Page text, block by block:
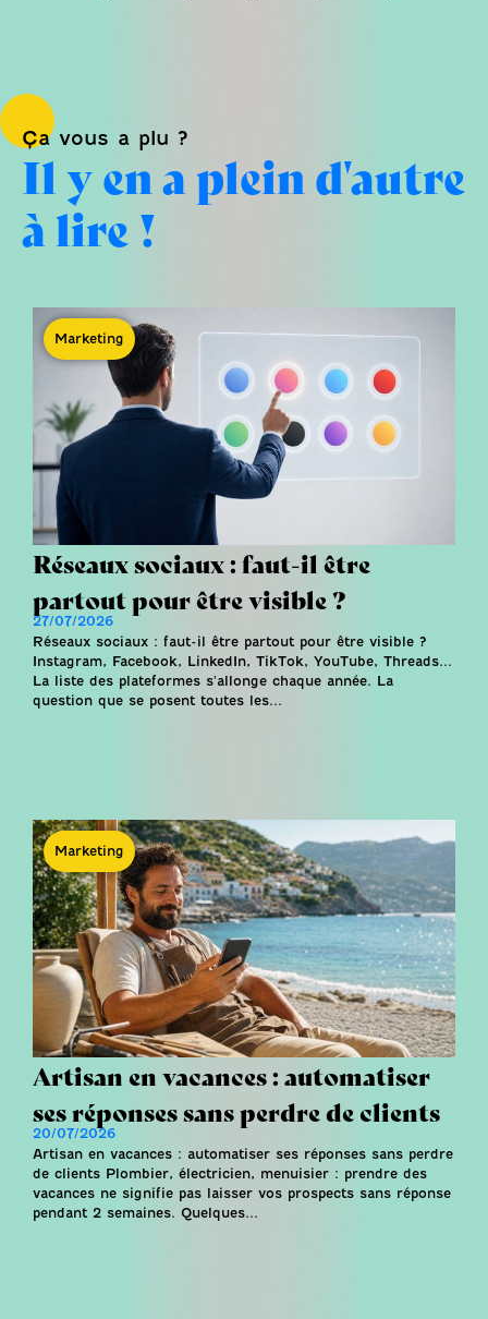
Ça vous a plu ?
Il y en a plein d'autre
à lire !
Marketing
Réseaux sociaux : faut-il être
partout pour être visible ?
27/07/2026
Réseaux sociaux : faut-il être partout pour être visible ?
Instagram, Facebook, LinkedIn, TikTok, YouTube, Threads...
La liste des plateformes s'allonge chaque année. La
question que se posent toutes les...
Marketing
Artisan en vacances : automatiser
ses réponses sans perdre de clients
20/07/2026
Artisan en vacances : automatiser ses réponses sans perdre
de clients Plombier, électricien, menuisier : prendre des
vacances ne signifie pas laisser vos prospects sans réponse
pendant 2 semaines. Quelques...